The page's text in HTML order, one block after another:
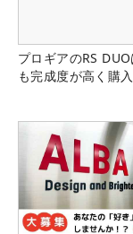
プロギアのRS
も完成度が高く購